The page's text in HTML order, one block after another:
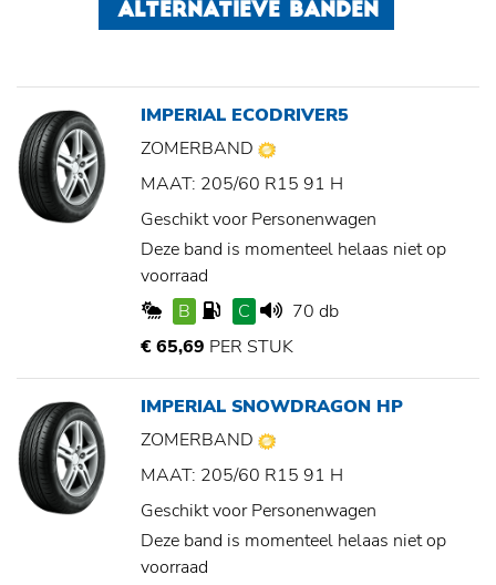
ALTERNATIEVE BANDEN
IMPERIAL ECODRIVER5
ZOMERBAND
MAAT: 205/60 R15 91 H
Geschikt voor Personenwagen
Deze band is momenteel helaas niet op
voorraad
B
C
70 db
€ 65,69 PER STUK
IMPERIAL SNOWDRAGON HP
ZOMERBAND
MAAT: 205/60 R15 91 H
Geschikt voor Personenwagen
Deze band is momenteel helaas niet op
voorraad